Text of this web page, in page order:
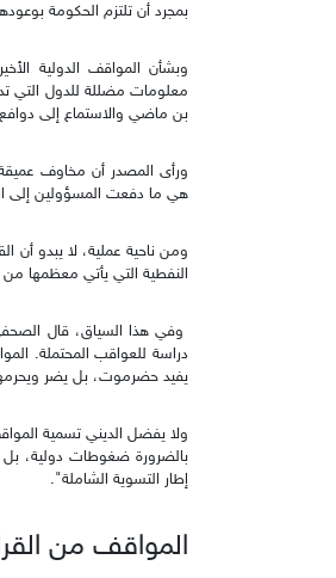
بمجرد أن تلتزم الحكومة
وبشأن المواقف الدولية
معلومات مضللة للدول التي
بن ماضي والاستماع إلى
ورأى المصدر أن مخاوف عميقة
هي ما دفعت المسؤولين إلى
ومن ناحية عملية، لا يبدو أن
النفطية التي يأتي معظمها
وفي هذا السياق، قال
دراسة للعواقب المحتملة.
يفيد حضرموت، بل يضر ويحرمها
بالضرورة ضغوطات دولية، بل
إطار التسوية الشاملة".
المواقف من